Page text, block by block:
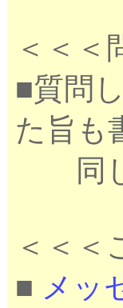
＜＜＜
■質問
た旨も
同じ
＜＜＜
■ メッ